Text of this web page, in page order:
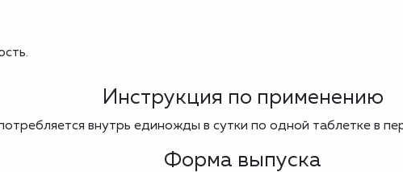
Инструкция по применению
внутрь единожды в сутки по одной таблетке в
Форма выпуска